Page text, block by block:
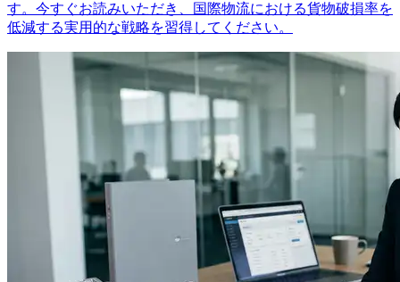
す。今すぐお読みいただき、国際物流における貨物破損率を
低減する実用的な戦略を習得してください。